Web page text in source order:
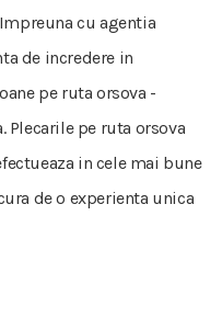
cu agentia
de incredere in
pe ruta orsova -
Plecarile pe ruta orsova
in cele mai bune
de o experienta unica